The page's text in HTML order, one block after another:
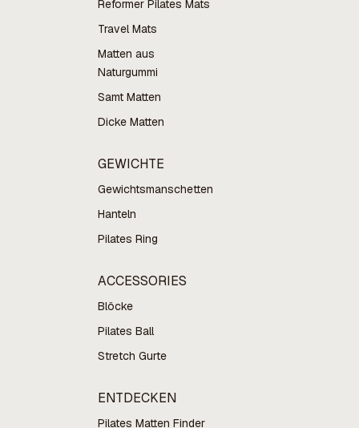
Reformer Pilates Mats
Travel Mats
Matten aus
Naturgummi
Samt Matten
Dicke Matten
GEWICHTE
Gewichtsmanschetten
Hanteln
Pilates Ring
ACCESSORIES
Blöcke
Pilates Ball
Stretch Gurte
ENTDECKEN
Pilates Matten Finder